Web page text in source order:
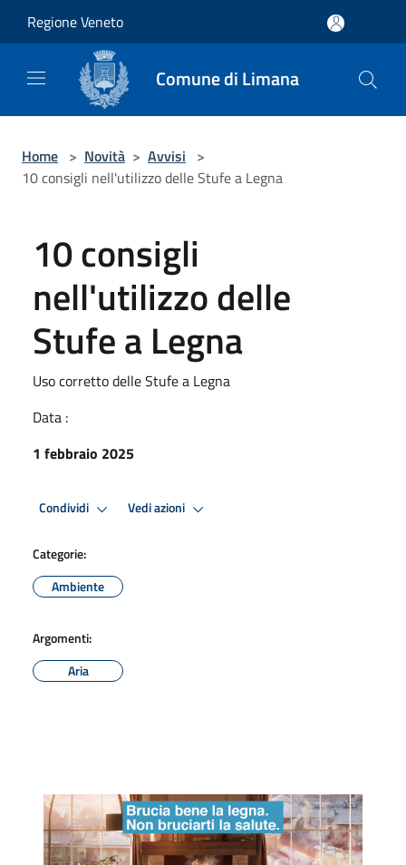
Regione Veneto
Comune di Limana
Home > Novità > Avvisi >
10 consigli nell'utilizzo delle Stufe a Legna
10 consigli
nell'utilizzo delle
Stufe a Legna
Uso corretto delle Stufe a Legna
Data :
1 febbraio 2025
Condividi Vedi azioni
Categorie:
Ambiente
Argomenti:
Aria